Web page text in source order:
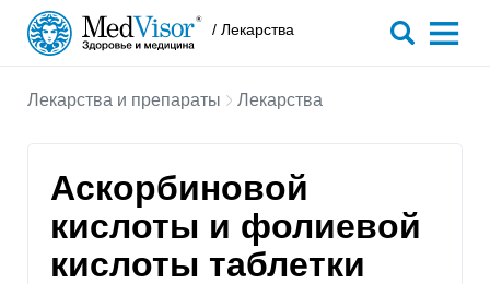
/ Лекарства
Лекарства и препараты Лекарства
Аскорбиновой
кислоты и фолиевой
кислоты таблетки